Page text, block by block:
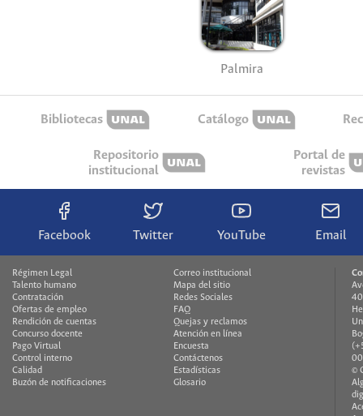
Palmira
Bibliotecas Catálogo
Repositorio
institucional
Portal de
revistas
Facebook Twitter YouTube Email
Régimen Legal
Talento humano
Contratación
Ofertas de empleo
Rendición de cuentas
Concurso docente
Pago Virtual
Control interno
Calidad
Buzón de notificaciones
Correo institucional
Mapa del sitio
Redes Sociales
FAQ
Quejas y reclamos
Atención en línea
Encuesta
Contáctenos
Estadísticas
Glosario
©